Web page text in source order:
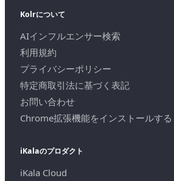
Kolrについて
AIインフルエンサー検索
利用規約
プライバシーポリシー
特定商取引法に基づく表記
お問い合わせ
Chrome拡張機能をインストールする
iKalaのプロダクト
iKala Cloud